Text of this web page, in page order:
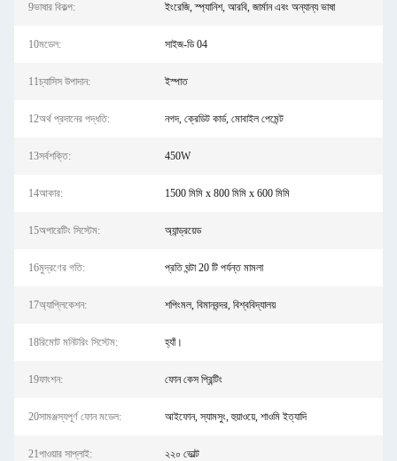
9ভাষার বিকল্প: ইংরেজি, স্প্যানিশ, আরবি, জার্মান এবং অন্যান্য ভাষা
10মডেল: সাইজ-ডি 04
11চ্যাসিস উপাদান: ইস্পাত
12অর্থ প্রদানের পদ্ধতি: নগদ, ক্রেডিট কার্ড, মোবাইল পেমেন্ট
13সর্বশক্তি: 450W
14আকার: 1500 মিমি x 800 মিমি x 600 মিমি
15অপারেটিং সিস্টেম: অ্যান্ড্রয়েড
16মুদ্রণের গতি: প্রতি ঘন্টা 20 টি পর্যন্ত মামলা
17অ্যাপ্লিকেশন: শপিংমল, বিমানবন্দর, বিশ্ববিদ্যালয়
18রিমোট মনিটরিং সিস্টেম: হ্যাঁ।
19ফাংশন: ফোন কেস প্রিন্টিং
20সামঞ্জস্যপূর্ণ ফোন মডেল: আইফোন, স্যামসুং, হুয়াওয়ে, শাওমি ইত্যাদি
21পাওয়ার সাপ্লাই: ২২০ ভোল্ট